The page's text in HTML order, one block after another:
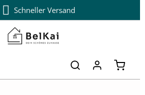
Schneller Versand